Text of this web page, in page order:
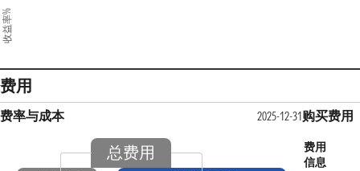
收益率%
费用
费率与成本 2025-12-31
总费用
购买费用
费用
信息